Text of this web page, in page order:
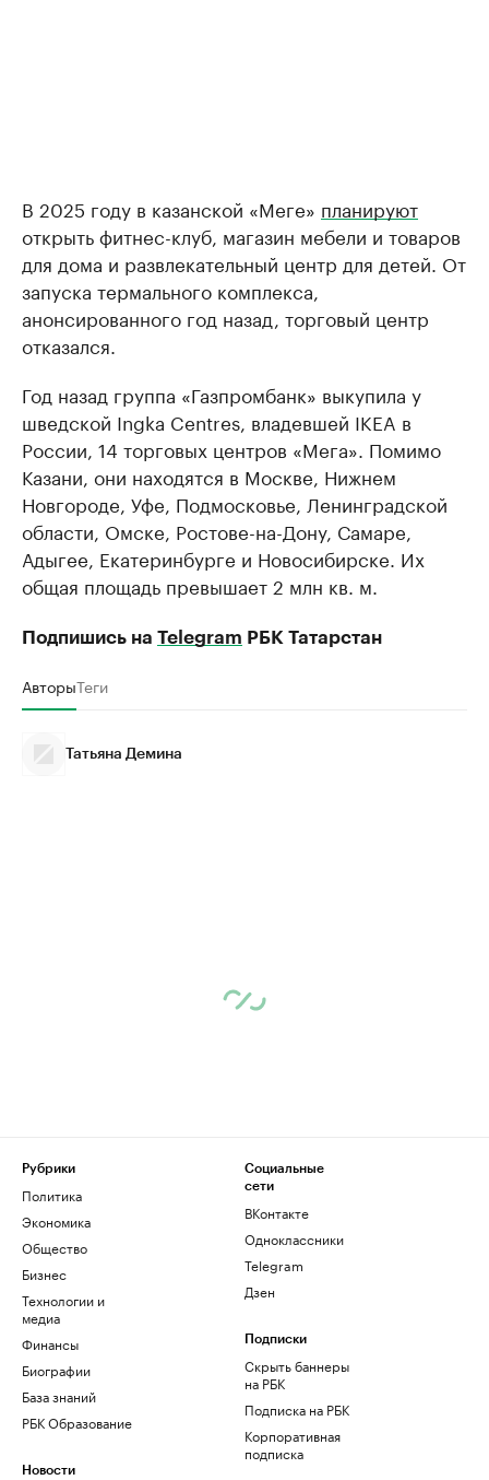
В 2025 году в казанской «Меге» планируют
открыть фитнес-клуб, магазин мебели и товаров
для дома и развлекательный центр для детей. От
запуска термального комплекса,
анонсированного год назад, торговый центр
отказался.
Год назад группа «Газпромбанк» выкупила у
шведской Ingka Centres, владевшей IKEA в
России, 14 торговых центров «Мега». Помимо
Казани, они находятся в Москве, Нижнем
Новгороде, Уфе, Подмосковье, Ленинградской
области, Омске, Ростове-на-Дону, Самаре,
Адыгее, Екатеринбурге и Новосибирске. Их
общая площадь превышает 2 млн кв. м.
Подпишись на Telegram РБК Татарстан
АвторыТеги
Татьяна Демина
Рубрики
Политика
Экономика
Общество
Бизнес
Технологии и
медиа
Финансы
Биографии
База знаний
РБК Образование
Новости
Социальные
сети
ВКонтакте
Одноклассники
Telegram
Дзен
Подписки
Скрыть баннеры
на РБК
Подписка на РБК
Корпоративная
подписка